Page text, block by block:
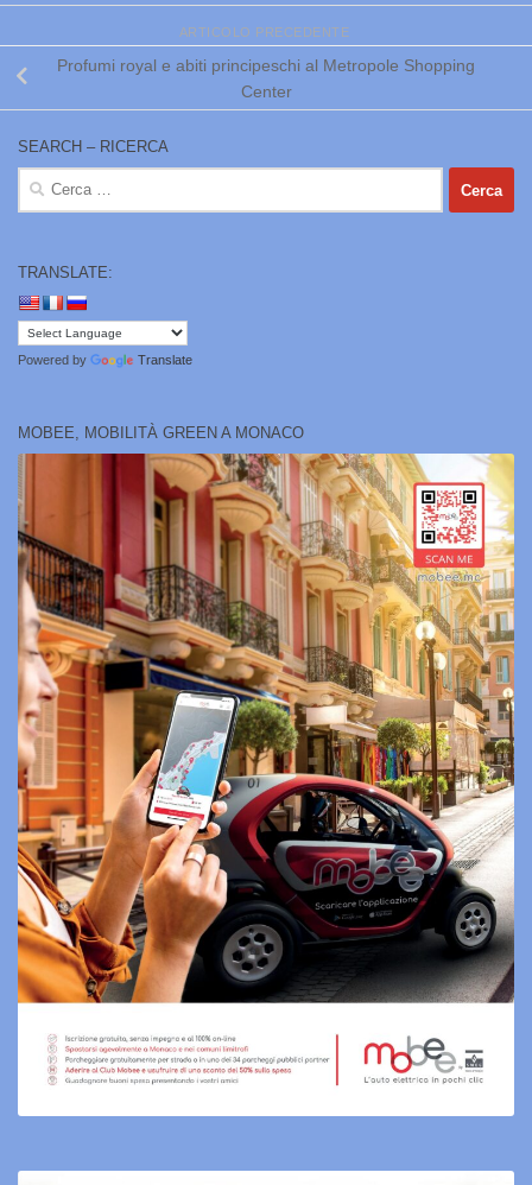
ARTICOLO PRECEDENTE
Profumi royal e abiti principeschi al Metropole Shopping
Center
SEARCH – RICERCA
Ricerca
per:
TRANSLATE:
Powered by Translate
MOBEE, MOBILITÀ GREEN A MONACO